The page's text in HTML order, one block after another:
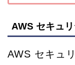
AWS セキュ
AWS セキュ